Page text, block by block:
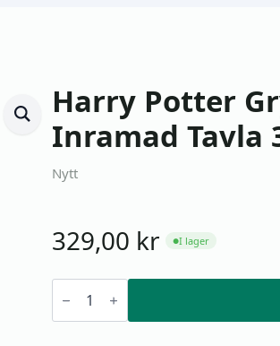
Harry Potter
Inramad Tavla
Nytt
329,00 kr ●I lager
Harry
Potter
Crest